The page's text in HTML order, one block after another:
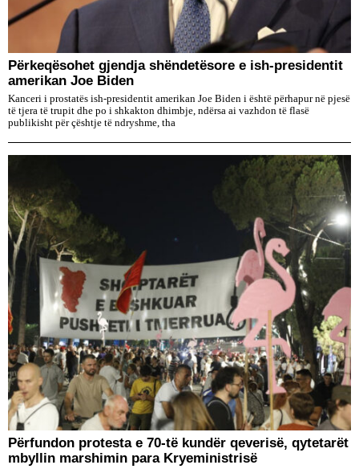
Përkeqësohet gjendja shëndetësore e ish-presidentit
amerikan Joe Biden
Kanceri i prostatës ish-presidentit amerikan Joe Biden i është përhapur në pjesë
të tjera të trupit dhe po i shkakton dhimbje, ndërsa ai vazhdon të flasë
publikisht për çështje të ndryshme, tha
Përfundon protesta e 70-të kundër qeverisë, qytetarët
mbyllin marshimin para Kryeministrisë